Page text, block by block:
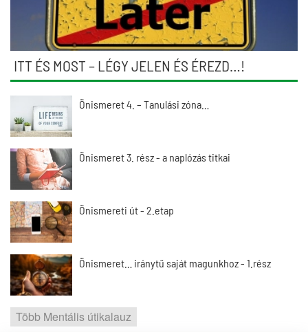
ITT ÉS MOST – LÉGY JELEN ÉS ÉREZD…!
Önismeret 4. – Tanulási zóna…
Önismeret 3. rész - a naplózás titkai
Önismereti út - 2.etap
Önismeret… iránytű saját magunkhoz - 1.rész
Több Mentális útikalauz